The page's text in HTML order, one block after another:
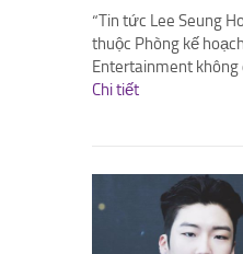
“Tin tức Lee Seung
thuộc Phòng kế
Entertainment
Chi tiết